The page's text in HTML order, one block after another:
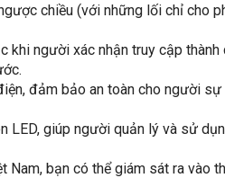
chiều (với những lối chỉ cho
người xác nhận truy cập thành
đảm bảo an toàn cho người
LED, giúp người quản lý và sử
Nam, bạn có thể giám sát ra vào